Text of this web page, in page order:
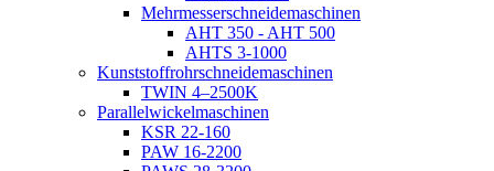
Mehrmesserschneidemaschinen
AHT 350 - AHT 500
AHTS 3-1000
Kunststoffrohrschneidemaschinen
TWIN 4–2500K
Parallelwickelmaschinen
KSR 22-160
PAW 16-2200